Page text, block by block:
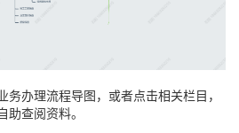
办理流程导图，或者点击相关栏目，
助查阅资料。